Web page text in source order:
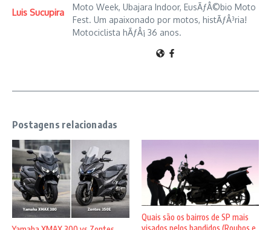
Luis Sucupira
Moto Week, Ubajara Indoor, EusÃƒÂ©bio Moto
Fest. Um apaixonado por motos, histÃƒÂ³ria!
Motociclista hÃƒÂ¡ 36 anos.
Postagens relacionadas
Quais são os bairros de SP mais
visados pelos bandidos (Roubos e